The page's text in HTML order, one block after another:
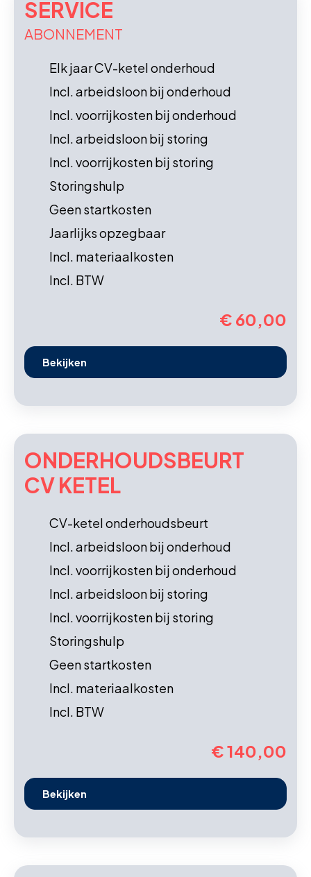
SERVICE
ABONNEMENT
Elk jaar CV-ketel onderhoud
Incl. arbeidsloon bij onderhoud
Incl. voorrijkosten bij onderhoud
Incl. arbeidsloon bij storing
Incl. voorrijkosten bij storing
Storingshulp
Geen startkosten
Jaarlijks opzegbaar
Incl. materiaalkosten
Incl. BTW
€ 60,00
Bekijken
ONDERHOUDS­BEURT
CV KETEL
CV-ketel onderhoudsbeurt
Incl. arbeidsloon bij onderhoud
Incl. voorrijkosten bij onderhoud
Incl. arbeidsloon bij storing
Incl. voorrijkosten bij storing
Storingshulp
Geen startkosten
Incl. materiaalkosten
Incl. BTW
€ 140,00
Bekijken